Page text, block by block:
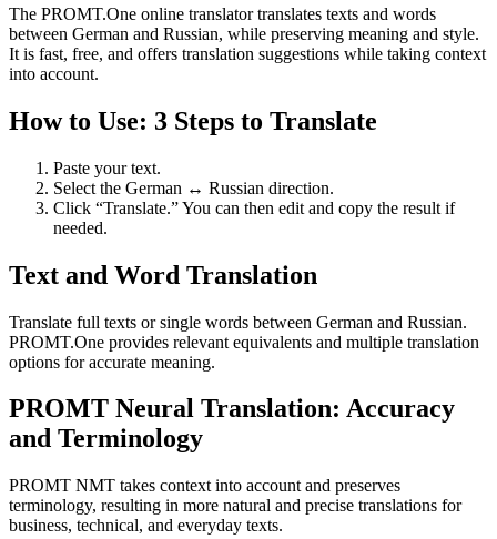
The PROMT.One online translator translates texts and words
between German and Russian, while preserving meaning and style.
It is fast, free, and offers translation suggestions while taking context
into account.
How to Use: 3 Steps to Translate
Paste your text.
Select the German ↔ Russian direction.
Click “Translate.” You can then edit and copy the result if
needed.
Text and Word Translation
Translate full texts or single words between German and Russian.
PROMT.One provides relevant equivalents and multiple translation
options for accurate meaning.
PROMT Neural Translation: Accuracy
and Terminology
PROMT NMT takes context into account and preserves
terminology, resulting in more natural and precise translations for
business, technical, and everyday texts.